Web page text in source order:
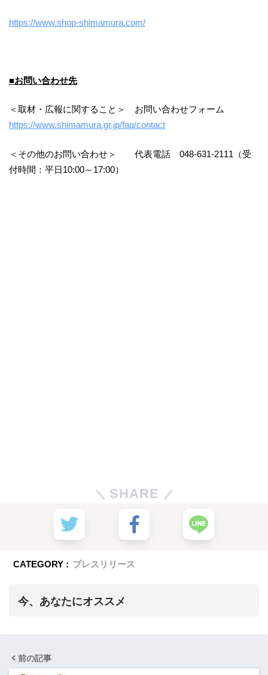
https://www.shop-shimamura.com/
■お問い合わせ先
＜取材・広報に関すること＞ お問い合わせフォーム
https://www.shimamura.gr.jp/faq/contact
＜その他のお問い合わせ＞ 代表電話 048-631-2111（受
付時間：平日10:00～17:00）
SHARE
CATEGORY : プレスリリース
今、あなたにオススメ
前の記事